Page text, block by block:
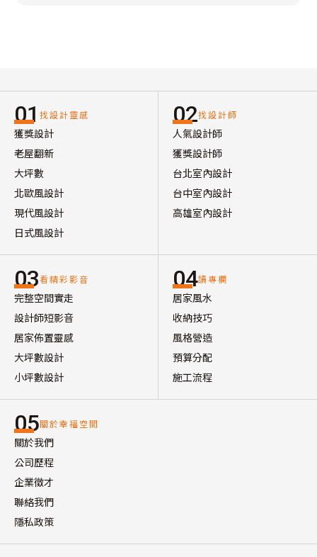
01 找設計靈感
獲獎設計
老屋翻新
大坪數
北歐風設計
現代風設計
日式風設計
02找設計師
人氣設計師
獲獎設計師
台北室內設計
台中室內設計
高雄室內設計
03看精彩影音
完整空間實走
設計師短影音
居家佈置靈感
大坪數設計
小坪數設計
04讀專欄
居家風水
收納技巧
風格營造
預算分配
施工流程
05關於幸福空間
關於我們
公司歷程
企業徵才
聯絡我們
隱私政策